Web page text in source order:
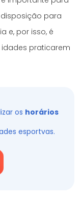
para
e, por isso, é
praticarem
os horários
esportvas.